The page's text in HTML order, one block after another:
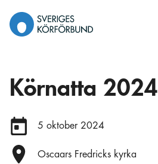
innehåll
Körnatta 2024
Datum:
5 oktober 2024
Plats:
Oscaars Fredricks kyrka